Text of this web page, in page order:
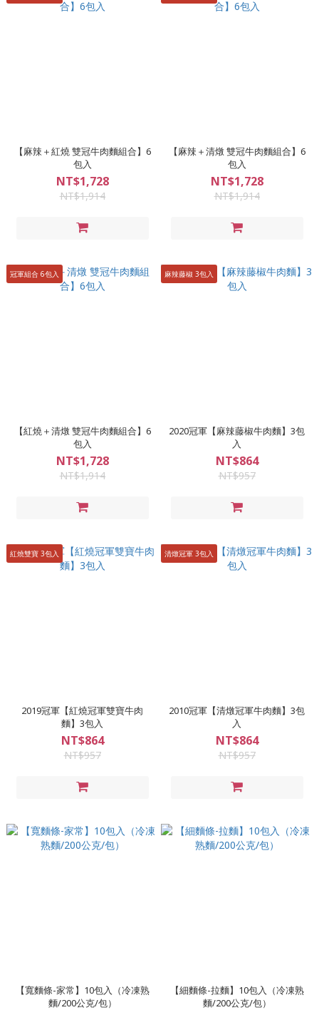
【麻辣＋紅燒 雙冠牛肉麵組合】6
包入
NT$1,728
NT$1,914
【麻辣＋清燉 雙冠牛肉麵組合】6
包入
NT$1,728
NT$1,914
冠軍組合 6包入
【紅燒＋清燉 雙冠牛肉麵組合】6
包入
NT$1,728
NT$1,914
麻辣藤椒 3包入
2020冠軍【麻辣藤椒牛肉麵】3包
入
NT$864
NT$957
紅燒雙寶 3包入
2019冠軍【紅燒冠軍雙寶牛肉
麵】3包入
NT$864
NT$957
清燉冠軍 3包入
2010冠軍【清燉冠軍牛肉麵】3包
入
NT$864
NT$957
【寬麵條-家常】10包入（冷凍熟
麵/200公克/包）
【細麵條-拉麵】10包入（冷凍熟
麵/200公克/包）